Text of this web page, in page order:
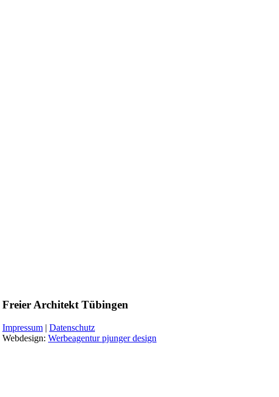
Freier Architekt Tübingen
Impressum | Datenschutz
Webdesign: Werbeagentur pjunger design